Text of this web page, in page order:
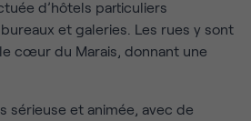
d’hôtels particuliers
et galeries. Les rues y sont
cœur du Marais, donnant une
sérieuse et animée, avec de